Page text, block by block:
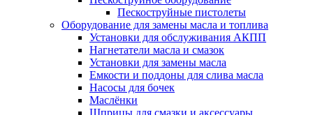
Пескоструйные пистолеты
Оборудование для замены масла и топлива
Установки для обслуживания АКПП
Нагнетатели масла и смазок
Установки для замены масла
Емкости и поддоны для слива масла
Насосы для бочек
Маслёнки
Шприцы для смазки и аксессуары